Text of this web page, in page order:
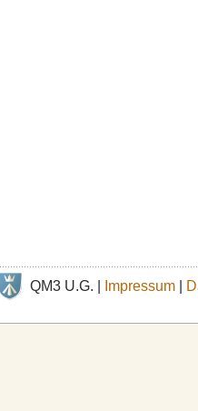
QM3 U.G. | Impressum